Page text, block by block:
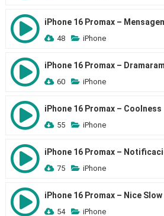
iPhone 16 Promax –
48 iPhone
iPhone 16 Promax –
60 iPhone
iPhone 16 Promax – Coolness
55 iPhone
iPhone 16 Promax –
75 iPhone
iPhone 16 Promax – Nice Slow
54 iPhone